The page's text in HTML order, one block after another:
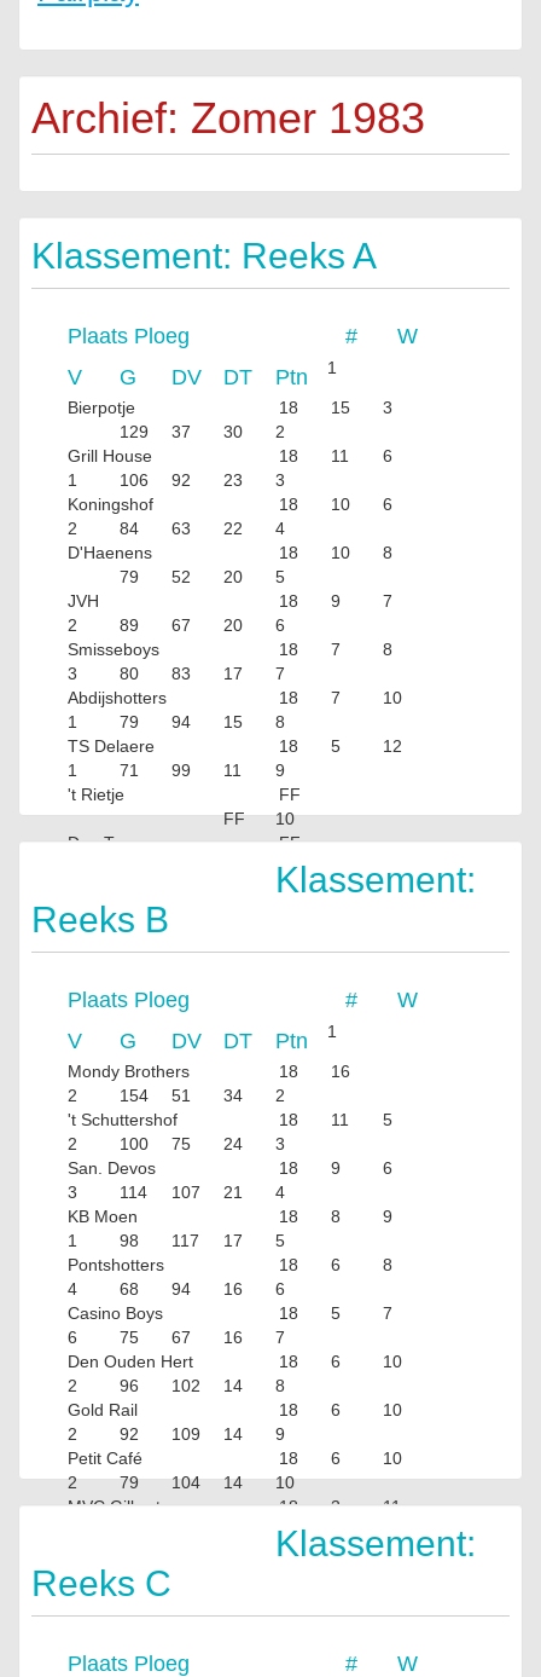
Archief: Zomer 1983
Klassement: Reeks A
Plaats Ploeg #
W
V
G DV DT Ptn 1
Bierpotje 18 15
3
129
37 30
2
Grill House
18 11
6
1
106 92 23
3
Koningshof
18 10
6
2
84 63 22
4
D'Haenens
18 10
8
79
52 20
5
JVH
18 9
7
2
89 67 20
6
Smisseboys
18 7
8
3
80 83 17
7
Abdijshotters
18 7
10
1
79 94 15
8
TS Delaere
18 5
12
1
71 99 11
9
't Rietje
FF
FF
10
Den Tram
FF
Klassement:
Reeks B
Plaats Ploeg #
W
V
G DV DT Ptn 1
Mondy Brothers 18
16
2
154 51 34
2
't Schuttershof
18 11
5
2
100 75 24
3
San. Devos
18 9
6
3
114 107 21
4
KB Moen
18 8
9
1
98 117 17
5
Pontshotters
18 6
8
4
68 94 16
6
Casino Boys
18 5
7
6
75 67 16
7
Den Ouden Hert
18 6
10
2
96 102 14
8
Gold Rail
18 6
10
2
92 109 14
9
Petit Café
18 6
10
2
79 104 14
10
MVC Gilbert
18 3
11
Klassement:
Reeks C
Plaats Ploeg #
W